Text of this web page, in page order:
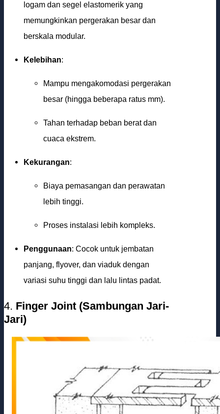
logam dan segel elastomerik yang
memungkinkan pergerakan besar dan
berskala modular.
Kelebihan:
Mampu mengakomodasi pergerakan
besar (hingga beberapa ratus mm).
Tahan terhadap beban berat dan
cuaca ekstrem.
Kekurangan:
Biaya pemasangan dan perawatan
lebih tinggi.
Proses instalasi lebih kompleks.
Penggunaan: Cocok untuk jembatan
panjang, flyover, dan viaduk dengan
variasi suhu tinggi dan lalu lintas padat.
4. Finger Joint (Sambungan Jari-
Jari)